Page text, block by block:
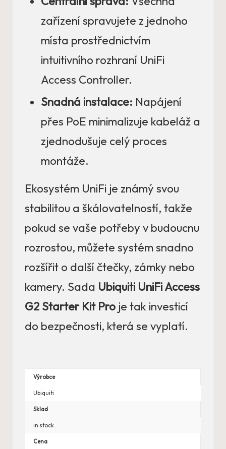
zařízení spravujete z jednoho
místa prostřednictvím
intuitivního rozhraní UniFi
Access Controller.
Snadná instalace: Napájení
přes PoE minimalizuje kabeláž a
zjednodušuje celý proces
montáže.
Ekosystém UniFi je známý svou
stabilitou a škálovatelností, takže
pokud se vaše potřeby v budoucnu
rozrostou, můžete systém snadno
rozšířit o další čtečky, zámky nebo
kamery. Sada Ubiquiti UniFi Access
G2 Starter Kit Pro je tak investicí
do bezpečnosti, která se vyplatí.
Výrobce
Ubiquiti
Sklad
in stock
Cena